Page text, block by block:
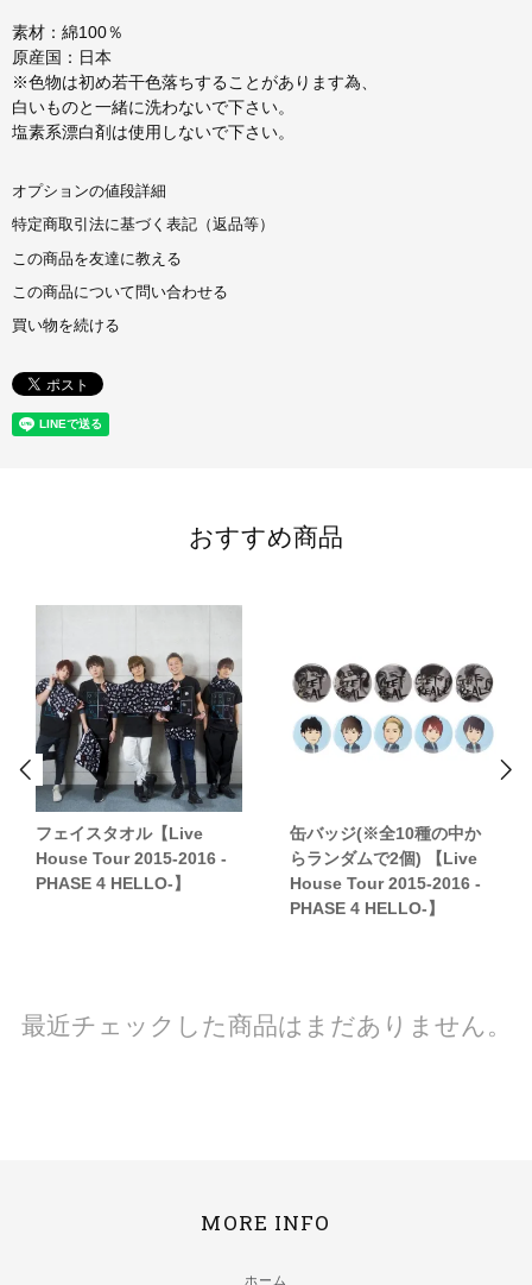
素材：綿100％
原産国：日本
※色物は初め若干色落ちすることがあります為、
白いものと一緒に洗わないで下さい。
塩素系漂白剤は使用しないで下さい。
オプションの値段詳細
特定商取引法に基づく表記（返品等）
この商品を友達に教える
この商品について問い合わせる
買い物を続ける
おすすめ商品
フェイスタオル【Live
House Tour 2015-2016 -
PHASE 4 HELLO-】
缶バッジ(※全10種の中か
らランダムで2個) 【Live
House Tour 2015-2016 -
PHASE 4 HELLO-】
最近チェックした商品はまだありません。
MORE INFO
ホーム